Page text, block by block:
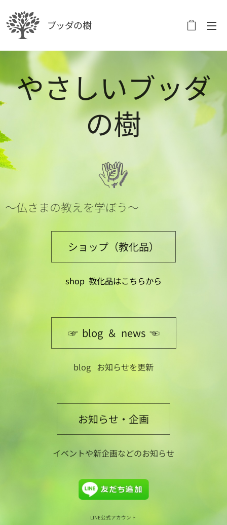
ブッダの樹
やさしいブッダ
の樹
～仏さまの教えを学ぼう～
ショップ（教化品）
shop 教化品はこちらから
☞ blog ＆ news ☜
blog お知らせを更新
お知らせ・企画
イベントや新企画などのお知らせ
LINE公式アカウント